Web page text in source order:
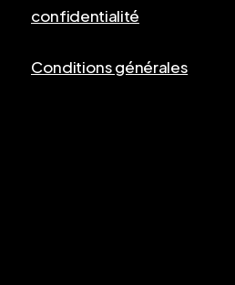
confidentialité
Conditions générales